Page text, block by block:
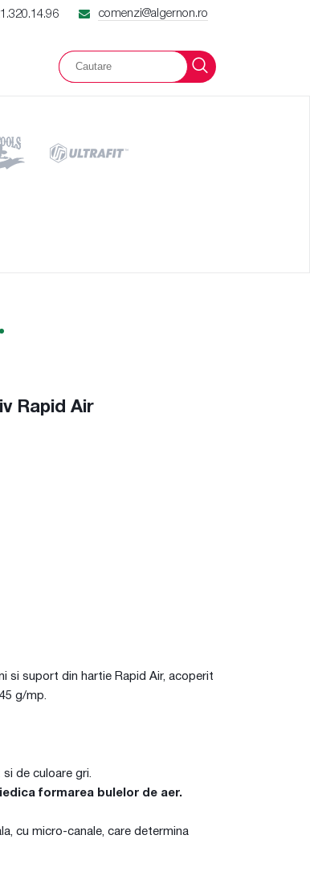
comenzi@algernon.ro
Rapid Air
si suport din hartie Rapid Air, acoperit
g/mp.
de culoare gri.
formarea bulelor de aer.
cu micro-canale, care determina